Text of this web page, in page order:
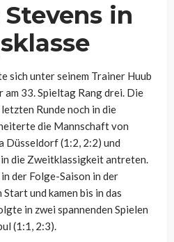
in
sich unter seinem Trainer Huub
am 33. Spieltag Rang drei. Die
Runde noch in die
die Mannschaft von
Düsseldorf (1:2, 2:2) und
die Zweitklassigkeit antreten.
der Folge-Saison in der
und kamen bis in das
in zwei spannenden Spielen
(1:1, 2:3).